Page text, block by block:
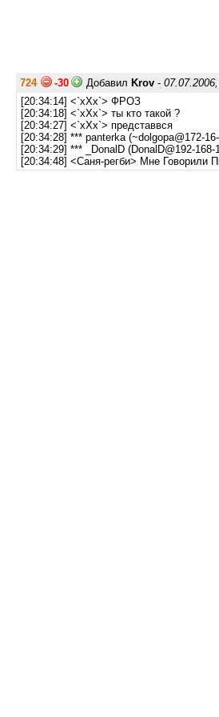
724 -30 Добавил Krov -
[20:34:14] <`xXx`> ФРОЗ
[20:34:18] <`xXx`> ты кто такой ?
[20:34:27] <`xXx`> представвся
[20:34:28] *** panterka (~dolgopa@172-
[20:34:29] *** _DonalD (DonalD@192-
[20:34:48] <Саня-регби> Мне Говорили